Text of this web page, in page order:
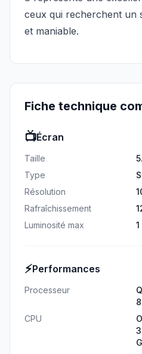
ceux qui recherchent un
et maniable.
Fiche technique
📺Écran
Taille
Type
Résolution
Rafraîchissement
Luminosité max
⚡Performances
Processeur
CPU